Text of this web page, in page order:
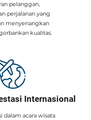
pelanggan,
perjalanan yang
menyenangkan
kualitas.
Internasional
dalam acara wisata